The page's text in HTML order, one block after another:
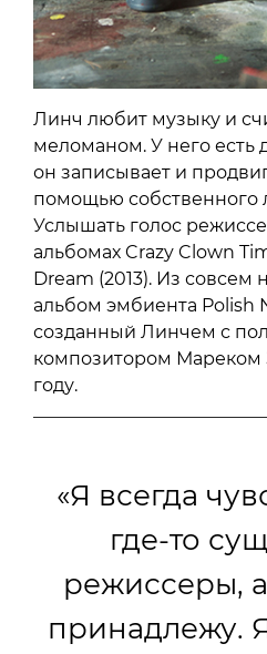
Линч любит музыку и
меломаном. У него
он записывает и
помощью собственного
Услышать голос
альбомах Crazy Clown
Dream (2013). Из
альбом эмбиента Polish
созданный Линчем с
композитором Мареком
году.
«Я всегда
где-то
режиссеры,
принадлежу.